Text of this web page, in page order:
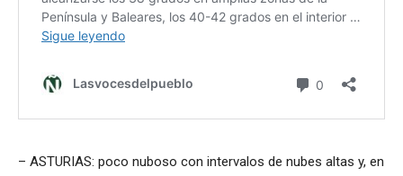
– ASTURIAS: poco nuboso con intervalos de nubes altas y, en